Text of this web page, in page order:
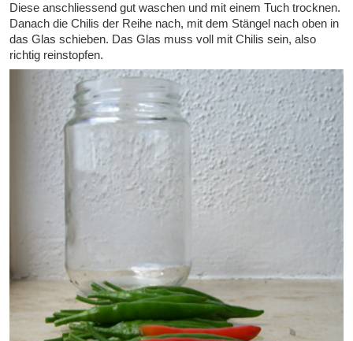
Diese anschliessend gut waschen und mit einem Tuch trocknen.
Danach die Chilis der Reihe nach, mit dem Stängel nach oben in
das Glas schieben. Das Glas muss voll mit Chilis sein, also
richtig reinstopfen.